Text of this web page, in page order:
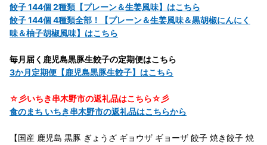
餃子 144個 2種類【プレーン＆生姜風味】はこちら
餃子 144個 4種類全部！【プレーン＆生姜風味＆黒胡椒にんにく
味＆柚子胡椒風味】はこちら
毎月届く鹿児島黒豚生餃子の定期便はこちら
3か月定期便【鹿児島黒豚生餃子】はこちら
☆彡いちき串木野市の返礼品はこちら☆彡
食のまち いちき串木野市の返礼品はこちらから
【国産 鹿児島 黒豚 ぎょうざ ギョウザ ギョーザ 餃子 焼き餃子 焼